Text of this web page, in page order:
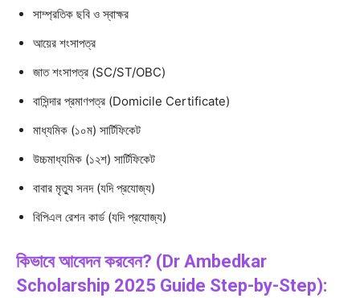
সাম্প্রতিক ছবি ও স্বাক্ষর
আয়ের শংসাপত্র
জাত শংসাপত্র (SC/ST/OBC)
বাসিন্দার প্রমাণপত্র (Domicile Certificate)
মাধ্যমিক (১০ম) সার্টিফিকেট
উচ্চমাধ্যমিক (১২শ) সার্টিফিকেট
বাবার মৃত্যু সনদ (যদি প্রযোজ্য)
বিপিএল রেশন কার্ড (যদি প্রযোজ্য)
কিভাবে আবেদন করবেন? (Dr Ambedkar
Scholarship 2025 Guide Step-by-Step):